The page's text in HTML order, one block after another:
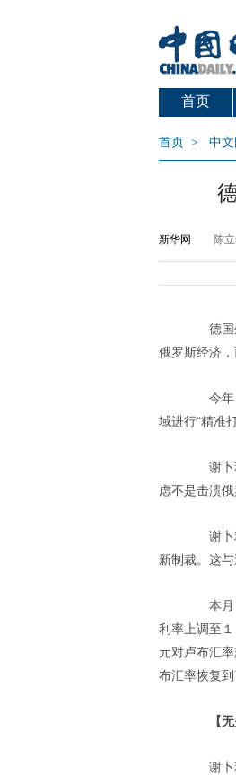
首页
首页 > 中
新华网 陈
德国外
俄罗斯经济，
今年３
域进行“精准
谢卜利
虑不是击溃
谢卜利
新制裁。这
本月１
利率上调至
元对卢布汇
布汇率恢复到
【
谢卜利